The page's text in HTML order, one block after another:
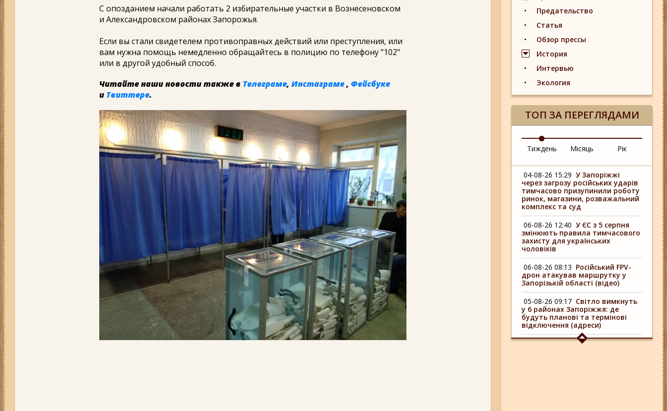
С опозданием начали работать 2 избирательные участки в Вознесеновском
и Александровском районах Запорожья.
Если вы стали свидетелем противоправных действий или преступления, или
вам нужна помощь немедленно обращайтесь в полицию по телефону "102"
или в другой удобный способ.
Читайте наши новости также в Телеграме, Инстаграме, Фейсбуке
и Твиттере.
Предательство
Статья
Обзор прессы
История
Интервью
Экология
ТОП ЗА ПЕРЕГЛЯДАМИ
Тиждень Місяць Рік
04-08-26 15:29 У Запоріжжі
через загрозу російських ударів
тимчасово призупинили роботу
ринок, магазини, розважальний
комплекс та суд
06-08-26 12:40 У ЄС з 5 серпня
змінюють правила тимчасового
захисту для українських
чоловіків
06-08-26 08:13 Російський FPV-
дрон атакував маршрутку у
Запорізькій області (відео)
05-08-26 09:17 Світло вимкнуть
у 6 районах Запоріжжя: де
будуть планові та термінові
відключення (адреси)
04-08-26 09:16 У 6 районах